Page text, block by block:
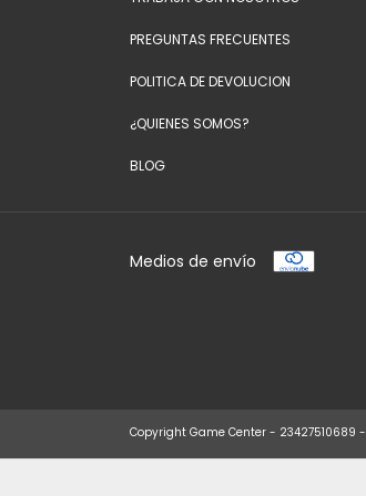
PREGUNTAS FRECUENTES
POLITICA DE DEVOLUCION
¿QUIENES SOMOS?
BLOG
Medios de envío
Copyright Game Center - 23427510689